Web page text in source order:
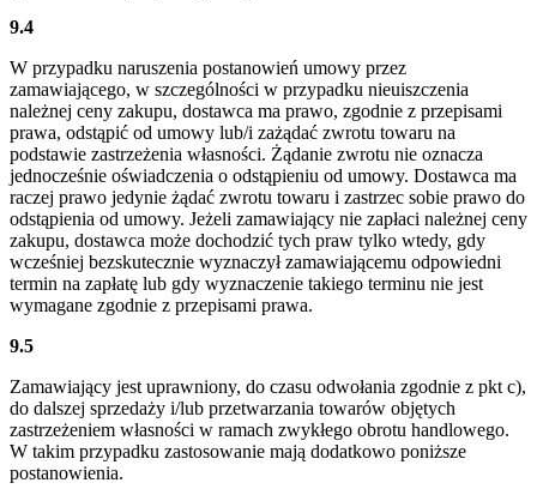
9.4
W przypadku naruszenia postanowień umowy przez
zamawiającego, w szczególności w przypadku nieuiszczenia
należnej ceny zakupu, dostawca ma prawo, zgodnie z przepisami
prawa, odstąpić od umowy lub/i zażądać zwrotu towaru na
podstawie zastrzeżenia własności. Żądanie zwrotu nie oznacza
jednocześnie oświadczenia o odstąpieniu od umowy. Dostawca ma
raczej prawo jedynie żądać zwrotu towaru i zastrzec sobie prawo do
odstąpienia od umowy. Jeżeli zamawiający nie zapłaci należnej ceny
zakupu, dostawca może dochodzić tych praw tylko wtedy, gdy
wcześniej bezskutecznie wyznaczył zamawiającemu odpowiedni
termin na zapłatę lub gdy wyznaczenie takiego terminu nie jest
wymagane zgodnie z przepisami prawa.
9.5
Zamawiający jest uprawniony, do czasu odwołania zgodnie z pkt c),
do dalszej sprzedaży i/lub przetwarzania towarów objętych
zastrzeżeniem własności w ramach zwykłego obrotu handlowego.
W takim przypadku zastosowanie mają dodatkowo poniższe
postanowienia.